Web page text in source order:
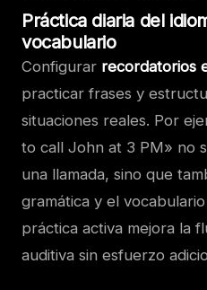
Práctica diaria del
vocabulario
Configurar recordatorios
practicar frases y
situaciones reales. Por
to call John at 3 PM» no
una llamada, sino que
gramática y el
práctica activa mejora la
auditiva sin esfuerzo